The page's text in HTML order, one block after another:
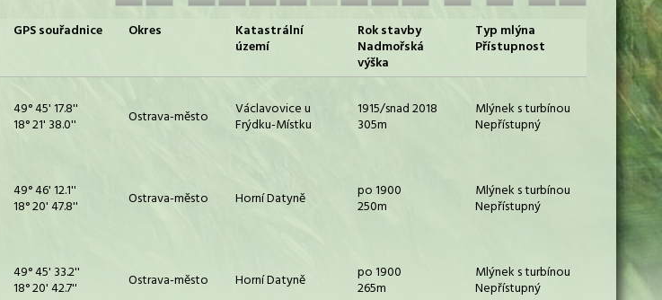
GPS souřadnice Okres Katastrální
území
Rok stavby
Nadmořská
výška
Typ mlýna
Přístupnost
49° 45' 17.8''
18° 21' 38.0'' Ostrava-město Václavovice u
Frýdku-Místku
1915/snad 2018
305m
Mlýnek s turbínou
Nepřístupný
49° 46' 12.1''
18° 20' 47.8'' Ostrava-město Horní Datyně po 1900
250m
Mlýnek s turbínou
Nepřístupný
49° 45' 33.2''
18° 20' 42.7'' Ostrava-město Horní Datyně po 1900
265m
Mlýnek s turbínou
Nepřístupný